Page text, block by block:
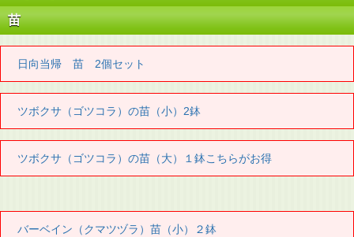
苗
日向当帰 苗 2個セット
ツボクサ（ゴツコラ）の苗（小）2鉢
ツボクサ（ゴツコラ）の苗（大）１鉢こちらがお得
バーベイン（クマツヅラ）苗（小）２鉢